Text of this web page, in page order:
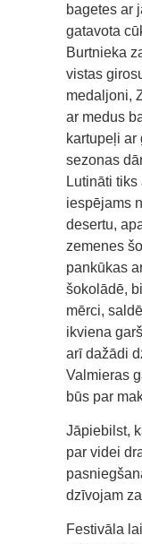
bagetes ar
gatavota
Burtnieka
vistas
medaljoni,
ar medus
kartupeļi ar
sezonas
Lutināti
iespējams
desertu,
zemenes
pankūkas
šokolādē,
mērci,
ikviena
arī dažādi
Valmieras
būs par
Jāpiebilst,
par videi
dzīvojam
Festivāla